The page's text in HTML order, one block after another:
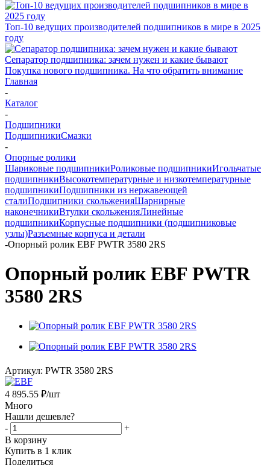
Топ-10 ведущих производителей подшипников в мире в 2025
году
Сепаратор подшипника: зачем нужен и какие бывают
Покупка нового подшипника. На что обратить внимание
Главная
-
Каталог
-
Подшипники
ПодшипникиСмазки
-
Опорные ролики
Шариковые подшипникиРоликовые подшипникиИгольчатые
подшипникиВысокотемпературные и низкотемпературные
подшипникиПодшипники из нержавеющей
сталиПодшипники скольженияШарнирные
наконечникиВтулки скольженияЛинейные
подшипникиКорпусные подшипники (подшипниковые
узлы)Разъемные корпуса и детали
-Опорный ролик EBF PWTR 3580 2RS
Опорный ролик EBF PWTR
3580 2RS
Артикул: PWTR 3580 2RS
4 895.55 ₽/шт
Много
Нашли дешевле?
-
+
В корзину
Купить в 1 клик
Поделиться